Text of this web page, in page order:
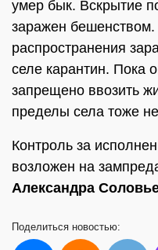
умер бык. Вскрытие
заражен
распространения
селе карантин. Пока
запрещено ввозить
пределы села тоже
Контроль за
возложен на
Александра
Поделиться новостью: